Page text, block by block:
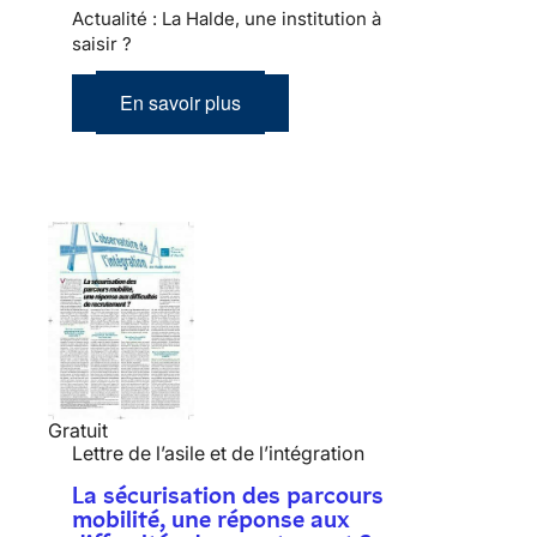
Actualité : La Halde, une institution à
saisir ?
En savoir plus
Gratuit
Lettre de l’asile et de l’intégration
La sécurisation des parcours
mobilité, une réponse aux